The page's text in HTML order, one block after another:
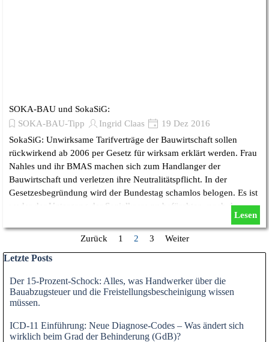
SOKA-BAU und SokaSiG:
SOKA-BAU-Tipp
Ingrid Claas
19 Dez 2016
SokaSiG: Unwirksame Tarifverträge der Bauwirtschaft sollen
rückwirkend ab 2006 per Gesetz für wirksam erklärt werden. Frau
Nahles und ihr BMAS machen sich zum Handlanger der
Bauwirtschaft und verletzen ihre Neutralitätspflicht. In der
Gesetzesbegründung wird der Bundestag schamlos belogen. Es ist
weder der Untergang der Sozialkasse zu befürchten, noch der
Verlust der Minirente von 85 Euro für 40 Jahre Arbeit am Bau.Lesen
Zurück Gehen Sie zu Seite:
1 Aktuelle Seite:
2 Gehen Sie zu Seite:
3
Weiter
Block überspringen Letzte Posts
Letzte Posts
Der 15-Prozent-Schock: Alles, was Handwerker über die
Bauabzugsteuer und die Freistellungsbescheinigung wissen
müssen.
ICD-11 Einführung: Neue Diagnose-Codes – Was ändert sich
wirklich beim Grad der Behinderung (GdB)?